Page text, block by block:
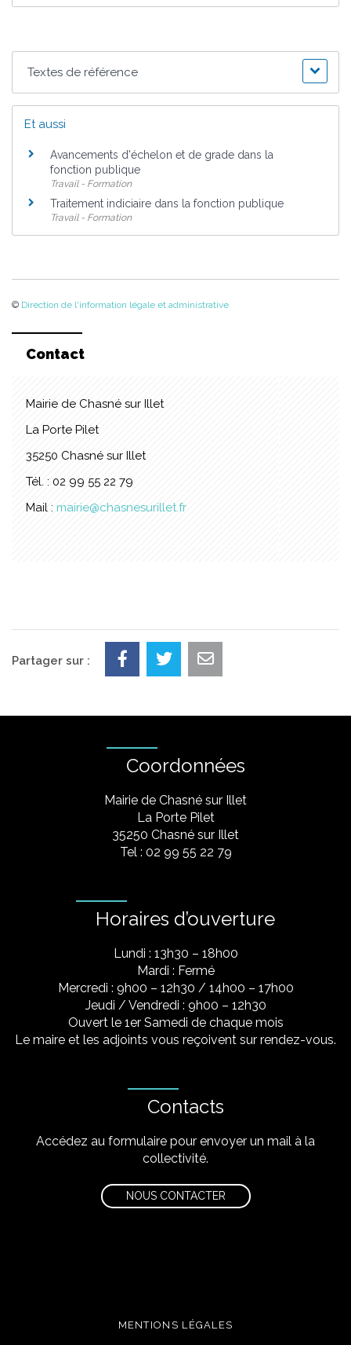
Textes de référence
Et aussi
Avancements d'échelon et de grade dans la
fonction publique
Travail - Formation
Traitement indiciaire dans la fonction publique
Travail - Formation
© Direction de l'information légale et administrative
Contact
Mairie de Chasné sur Illet
La Porte Pilet
35250 Chasné sur Illet
Tél. : 02 99 55 22 79
Mail : mairie@chasnesurillet.fr
Partager sur :
Coordonnées
Mairie de Chasné sur Illet
La Porte Pilet
35250 Chasné sur Illet
Tel : 02 99 55 22 79
Horaires d’ouverture
Lundi : 13h30 – 18h00
Mardi : Fermé
Mercredi : 9h00 – 12h30 / 14h00 – 17h00
Jeudi / Vendredi : 9h00 – 12h30
Ouvert le 1er Samedi de chaque mois
Le maire et les adjoints vous reçoivent sur rendez-vous.
Contacts
Accédez au formulaire pour envoyer un mail à la
collectivité.
NOUS CONTACTER
MENTIONS LÉGALES